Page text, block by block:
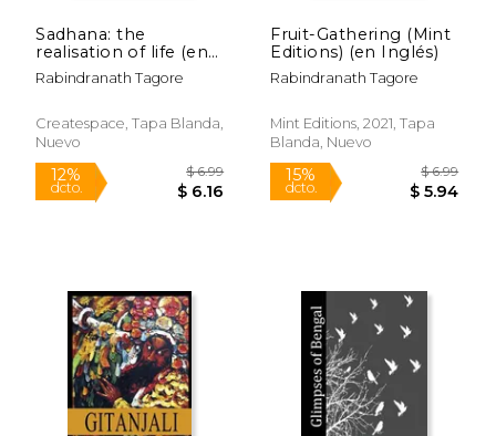
Sadhana: the
realisation of life (en
Inglés)
Rabindranath Tagore
Createspace, Tapa Blanda,
Nuevo
Fruit-Gathering (Mint
Editions) (en Inglés)
Rabindranath Tagore
Mint Editions, 2021, Tapa
Blanda, Nuevo